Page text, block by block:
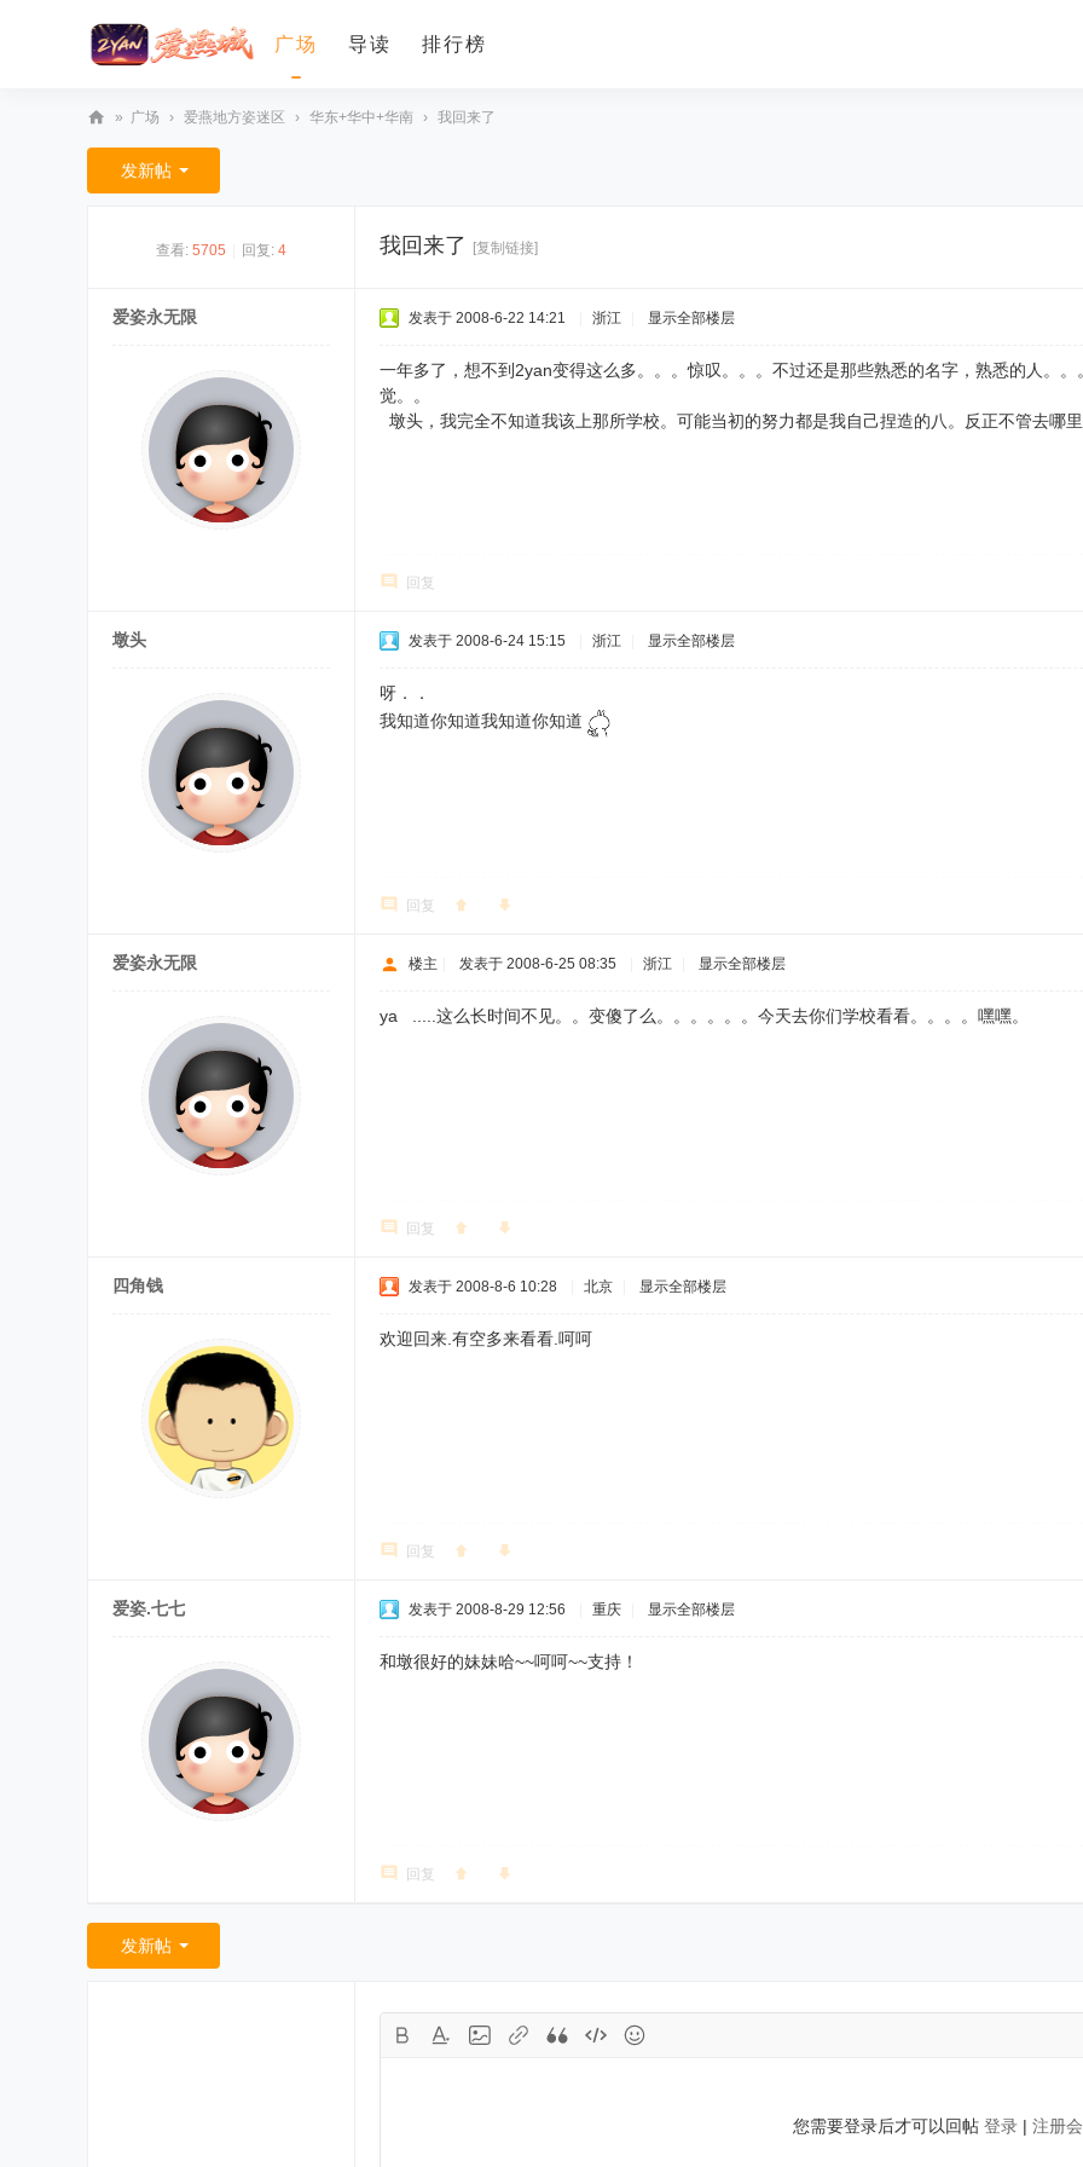
广场 导读 排行榜
爱
燕
» 广场 › 爱燕地方姿迷区 › 华东+华中+华南 › 我回来了
发新帖
查看: 5705 回复: 4 我回来了 [复制链接]
爱姿永无限 发表于 2008-6-22 14:21 浙江 显示全部楼层
一年多了，想不到2yan变得这么多。。。惊叹。。。不过还是那些熟悉的名字，熟悉的人。
觉。。
墩头，我完全不知道我该上那所学校。可能当初的努力都是我自己捏造的八。反正不管去哪里
回复
墩头 发表于 2008-6-24 15:15 浙江 显示全部楼层
呀．．
我知道你知道我知道你知道
回复
爱姿永无限 楼主 发表于 2008-6-25 08:35 浙江 显示全部楼层
ya .....这么长时间不见。。变傻了么。。。。。。今天去你们学校看看。。。。嘿嘿。
回复
四角钱 发表于 2008-8-6 10:28 北京 显示全部楼层
欢迎回来.有空多来看看.呵呵
回复
爱姿.七七 发表于 2008-8-29 12:56 重庆 显示全部楼层
和墩很好的妹妹哈~~呵呵~~支持！
回复
发新帖
您需要登录后才可以回帖 登录| 注册